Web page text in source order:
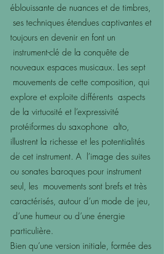
éblouissante de nuances et de timbres,
ses techniques étendues captivantes et
toujours en devenir en font un
instrument-clé de la conquête de
nouveaux espaces musicaux. Les sept
mouvements de cette composition, qui
explore et exploite différents aspects
de la virtuosité et l’expressivité
protéiformes du saxophone alto,
illustrent la richesse et les potentialités
de cet instrument. A l’image des suites
ou sonates baroques pour instrument
seul, les mouvements sont brefs et très
caractérisés, autour d’un mode de jeu,
d’une humeur ou d’une énergie
particulière.
Bien qu’une version initiale, formée des